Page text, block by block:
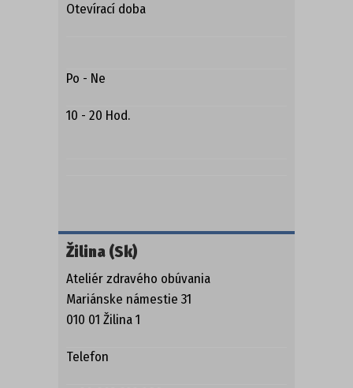
Otevírací doba
Po - Ne
10 - 20 Hod.
Žilina (Sk)
Ateliér zdravého obúvania
Mariánske námestie 31
010 01 Žilina 1
Telefon